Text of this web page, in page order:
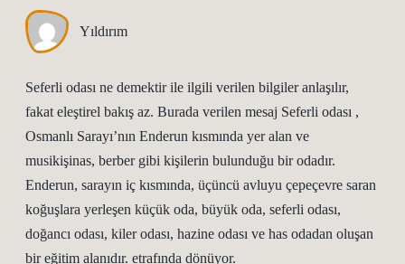
Yıldırım
Seferli odası ne demektir ile ilgili verilen bilgiler anlaşılır,
fakat eleştirel bakış az. Burada verilen mesaj Seferli odası ,
Osmanlı Sarayı’nın Enderun kısmında yer alan ve
musikişinas, berber gibi kişilerin bulunduğu bir odadır.
Enderun, sarayın iç kısmında, üçüncü avluyu çepeçevre saran
koğuşlara yerleşen küçük oda, büyük oda, seferli odası,
doğancı odası, kiler odası, hazine odası ve has odadan oluşan
bir eğitim alanıdır. etrafında dönüyor.